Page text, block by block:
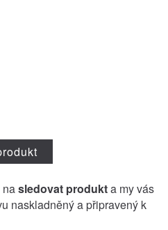
nasledovat produkta my vás
naskladněný a připravený k